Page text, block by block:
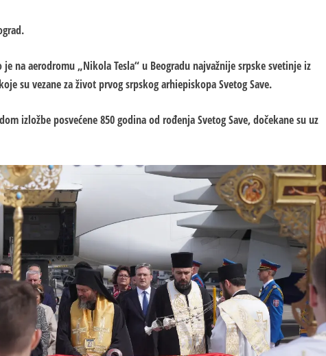
na aerodromu „Nikola Tesla“ u Beogradu najvažnije srpske svetinje iz
su vezane za život prvog srpskog arhiepiskopa Svetog Save.
izložbe posvećene 850 godina od rođenja Svetog Save, dočekane su uz